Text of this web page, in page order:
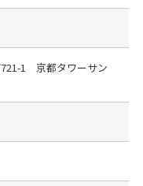
1 京都タワーサン